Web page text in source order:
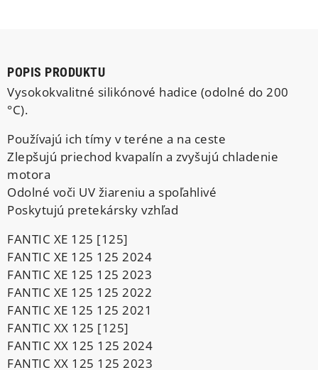
POPIS PRODUKTU
Vysokokvalitné silikónové hadice (odolné do 200
°C).
Používajú ich tímy v teréne a na ceste
Zlepšujú priechod kvapalín a zvyšujú chladenie
motora
Odolné voči UV žiareniu a spoľahlivé
Poskytujú pretekársky vzhľad
FANTIC XE 125 [125]
FANTIC XE 125 125 2024
FANTIC XE 125 125 2023
FANTIC XE 125 125 2022
FANTIC XE 125 125 2021
FANTIC XX 125 [125]
FANTIC XX 125 125 2024
FANTIC XX 125 125 2023